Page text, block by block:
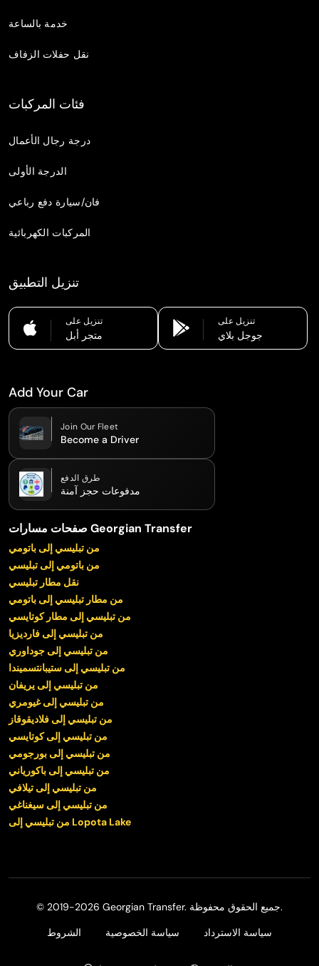
خدمة بالساعة
نقل حفلات الزفاف
فئات المركبات
درجة رجال الأعمال
الدرجة الأولى
فان/سيارة دفع رباعي
المركبات الكهربائية
تنزيل التطبيق
تنزيل على
متجر أبل
تنزيل على
جوجل بلاي
Add Your Car
Join Our Fleet
Become a Driver
طرق الدفع
مدفوعات حجز آمنة
صفحات مسارات Georgian Transfer
من تبليسي إلى باتومي
من باتومي إلى تبليسي
نقل مطار تبليسي
من مطار تبليسي إلى باتومي
من تبليسي إلى مطار كوتايسي
من تبليسي إلى فارديزيا
من تبليسي إلى جوداوري
من تبليسي إلى ستيبانتسميندا
من تبليسي إلى يريفان
من تبليسي إلى غيومري
من تبليسي إلى فلاديقوقاز
من تبليسي إلى كوتايسي
من تبليسي إلى بورجومي
من تبليسي إلى باكورياني
من تبليسي إلى تيلافي
من تبليسي إلى سيغناغي
من تبليسي إلى Lopota Lake
© 2019-2026 Georgian Transfer. جميع الحقوق محفوظة.
الشروط
سياسة الخصوصية سياسة الاسترداد